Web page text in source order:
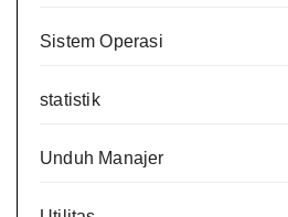
Sistem Operasi
statistik
Unduh Manajer